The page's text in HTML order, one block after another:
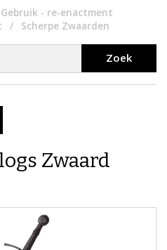
Gebruik - re-enactment
Scherpe Zwaarden
Zoek
Zwaard